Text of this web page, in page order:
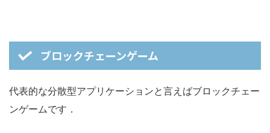
ブロックチェーンゲーム
代表的な分散型アプリケーションと言えばブロックチェー
ンゲームです．